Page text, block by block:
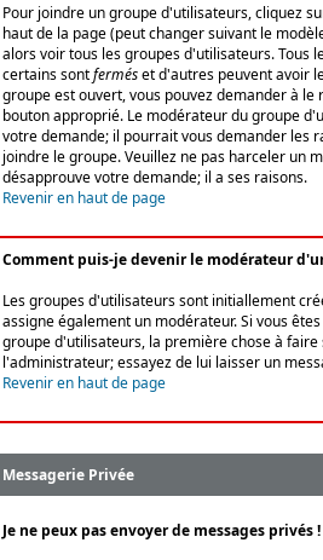
Pour joindre un groupe d'utilisateurs, cliquez
haut de la page (peut changer suivant le
alors voir tous les groupes d'utilisateurs. Tous
certains sontferméset d'autres peuvent avoir
groupe est ouvert, vous pouvez demander à
bouton approprié. Le modérateur du groupe
votre demande; il pourrait vous demander les
joindre le groupe. Veuillez ne pas harceler un
désapprouve votre demande; il a ses raisons.
Revenir en haut de page
Comment puis-je devenir le modérateur
Les groupes d'utilisateurs sont initiallement
assigne également un modérateur. Si vous
groupe d'utilisateurs, la première chose à
l'administrateur; essayez de lui laisser un
Revenir en haut de page
Messagerie Privée
Je ne peux pas envoyer de messages privés !